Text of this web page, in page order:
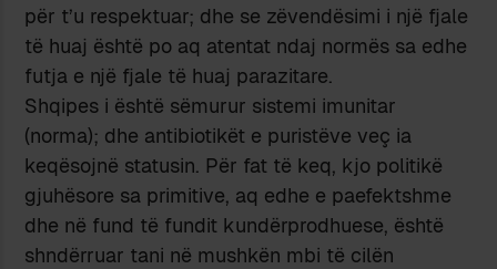
për t’u respektuar; dhe se zëvendësimi i një fjale
të huaj është po aq atentat ndaj normës sa edhe
futja e një fjale të huaj parazitare.
Shqipes i është sëmurur sistemi imunitar
(norma); dhe antibiotikët e puristëve veç ia
keqësojnë statusin. Për fat të keq, kjo politikë
gjuhësore sa primitive, aq edhe e paefektshme
dhe në fund të fundit kundërprodhuese, është
shndërruar tani në mushkën mbi të cilën